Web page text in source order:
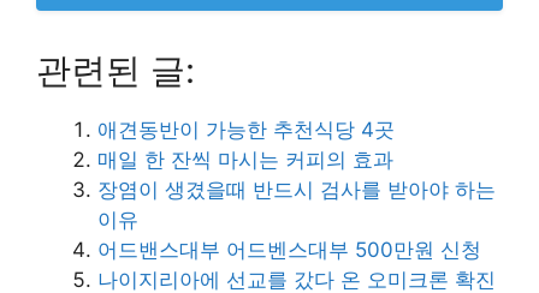
관련된 글:
애견동반이 가능한 추천식당 4곳
매일 한 잔씩 마시는 커피의 효과
장염이 생겼을때 반드시 검사를 받아야 하는
이유
어드밴스대부 어드벤스대부 500만원 신청
나이지리아에 선교를 갔다 온 오미크론 확진